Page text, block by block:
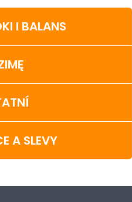
I BALANS
A SLEVY